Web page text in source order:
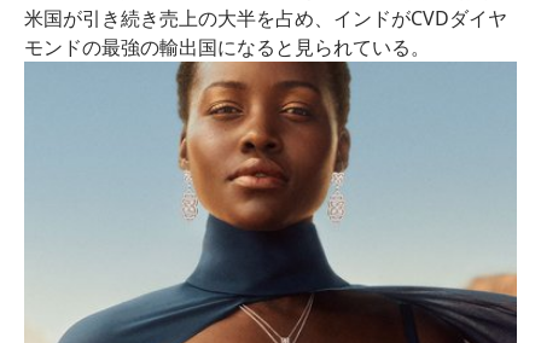
米国が引き続き売上の大半を占め、インドがCVDダイヤ
モンドの最強の輸出国になると見られている。